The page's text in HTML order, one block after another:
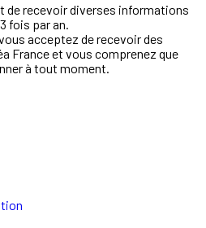
de recevoir diverses informations
fois par an.
acceptez de recevoir des
France et vous comprenez que
à tout moment.